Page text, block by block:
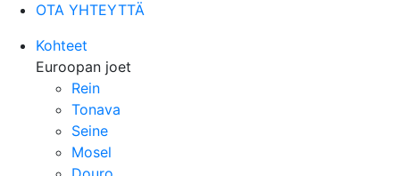
OTA YHTEYTTÄ
Kohteet
Euroopan joet
Rein
Tonava
Seine
Mosel